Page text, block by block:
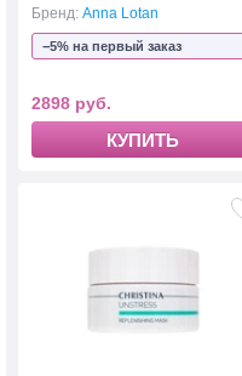
Бренд: Anna Lotan
−5% на первый заказ
2898 руб.
КУПИТЬ